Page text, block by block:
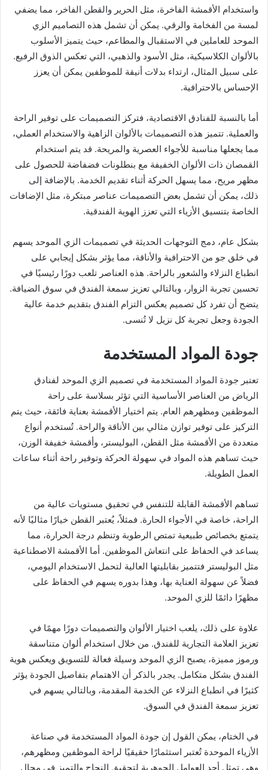
واستخدام الأقمشة الفاخرة، مثل الحرير والقطن الفاخر، مما يضفي
لمسة من الفخامة والرقي. يمكن أن تشمل هذه التصاميم الزي
الموحد للعاملين في الاستقبال والمطاعم، حيث يتميز الأسلوب
بالألوان الكلاسيكية، مثل الأسود والذهبي، التي تعكس الذوق الرفيع.
على سبيل المثال، ارتداء بدلات أنيقة للموظفين يمكن أن يعزز
الإحساس بالاحترافية.
أما بالنسبة للفنادق الاقتصادية، فتركز التصميمات على توفير الراحة
والعملية. تتميز هذه التصميمات بالألوان الزاهية والاستخدام العملي،
مما يجعلها مناسبة للأجواء العصرية والمريحة. قد يتم استخدام
القمصان ذات الألوان الخفيفة مع بنطلونات فضفاضة للحصول على
مظهر مريح، مما يسهل الحركة أثناء تقديم الخدمة. بالإضافة إلى
ذلك، يمكن أن تشمل بعض التصميمات عناصر مبتكرة، مثل الإضافات
الخاصة بتنسيق الأزياء التي تعزز الهوية الفندقية.
بشكل عام، دمج التوجهات الحديثة في تصميمات الزي الموحد يسهم
في خلق جو من الاحترافية والأناقة، مما يؤثر بشكل إيجابي على
انطباع النزلاء والشعور بالراحة. هذه العناصر تلعب دورًا رئيسيًا في
تحسين تجربة الزوار، وبالتالي تعزيز سمعة الفندق في سوق الضيافة.
يتضح أن تفرد كل تصميم يعكس التزام الفندق بتقديم خدمة عالية
الجودة وجعل تجربة كل نزيل لا تُنسى.
جودة المواد المستخدمة
تعتبر جودة المواد المستخدمة في تصميم الزي الموحد لفنادق
الرياض من العناصر الأساسية التي تؤثر بسلاسة على راحة
الموظفين ومظهرهم العام. يتم اختيار الأقمشة بعناية فائقة، حيث يتم
التركيز على توفير توازن مثالي بين الأناقة والراحة. تُستخدم أنواع
متعددة من الأقمشة مثل القطن، البوليستر، وأقمشة خفيفة الوزن،
حيث تساهم هذه المواد في سهولة الحركة وتوفير راحة أثناء ساعات
العمل الطويلة.
تساهم الأقمشة القابلة للتنفس في تحقيق مستويات عالية من
الراحة، خاصة في الأجواء الحارة. فمثلاً، يُعتبر القطن خيارًا مثاليًا لأنه
يتمتع بخصائص طبيعية تمتص الرطوبة وتنظم درجة الحرارة، مما
يساعد في الحفاظ على انتعاش الموظفين. أما الأقمشة الاصطناعية
مثل البوليستر فتتميز بقابليتها العالية لتحمل الاستخدام اليومي،
فضلاً عن سهولة العناية بها، وهذا بدوره يسهم في الحفاظ على
مظهرًا دائمًا للزي الموحد.
علاوة على ذلك، يلعب اختيار الألوان والتصميمات دورًا مهمًا في
تعزيز العلامة التجارية للفندق. من خلال استخدام ألوان متناسقة
ورموز مميزة، يصبح الزي الموحد وسيلة فعالة للتسويق ويعكس هوية
الفندق بشكل متكامل. يجدر بالذكر أن الاهتمام بتفاصيل الجودة يؤثر
كثيرًا في انطباع النزلاء عن الخدمة المقدمة، وبالتالي يسهم في
تعزيز سمعة الفندق في السوق.
في الختام، يمكن القول إن جودة المواد المستخدمة في صناعة
الأزياء الموحدة تُعتبر استثمارًا حقيقيًا لراحة الموظفين ومظهرهم،
وهي تمثل أحد العوامل الجوهرية لتحقيق النجاح والتميز في مجال